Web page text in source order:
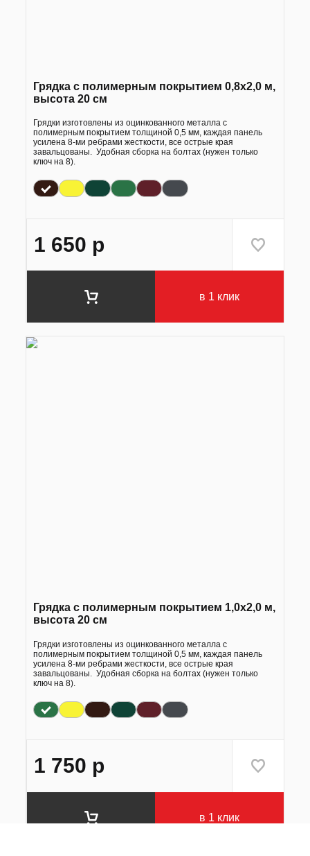
Грядка с полимерным покрытием 0,8х2,0 м,
высота 20 см
Грядки изготовлены из оцинкованного металла с
полимерным покрытием толщиной 0,5 мм, каждая панель
усилена 8-ми ребрами жесткости, все острые края
завальцованы. Удобная сборка на болтах (нужен только
ключ на 8).
1 650 р
в 1 клик
Грядка с полимерным покрытием 1,0х2,0 м,
высота 20 см
Грядки изготовлены из оцинкованного металла с
полимерным покрытием толщиной 0,5 мм, каждая панель
усилена 8-ми ребрами жесткости, все острые края
завальцованы. Удобная сборка на болтах (нужен только
ключ на 8).
1 750 р
в 1 клик